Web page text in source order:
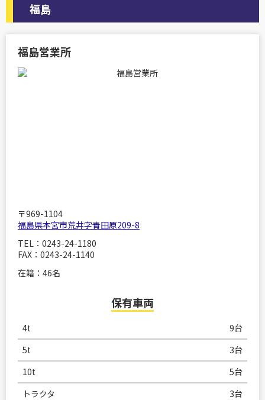
福島
福島営業所
〒969-1104
福島県本宮市荒井字青田原209-8
TEL：0243-24-1180
FAX：0243-24-1140
在籍：46名
保有車両
4t
9台
5t
3台
10t
5台
トラクタ
3台